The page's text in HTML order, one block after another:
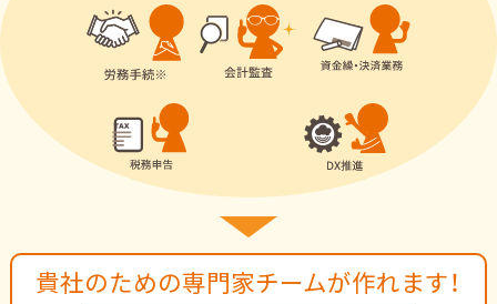
貴社のための専門家チームが作れます！